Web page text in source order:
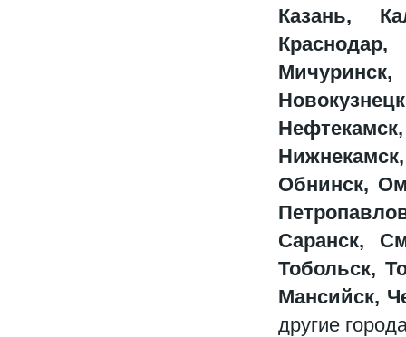
Казань,
Краснодар,
Обнинск,
Саранск,
Тобольск,
Мансийск,
другие